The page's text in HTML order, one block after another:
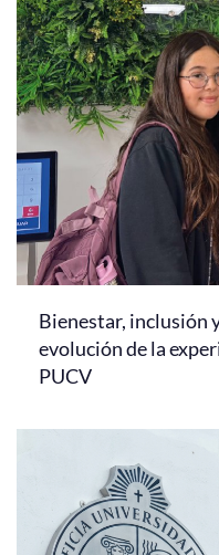
Bienestar, inclusión
evolución de la
PUCV